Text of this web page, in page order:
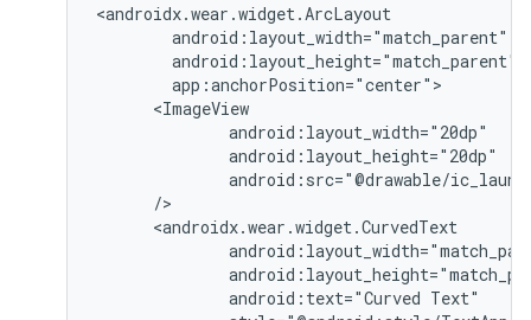
android:text="Curved